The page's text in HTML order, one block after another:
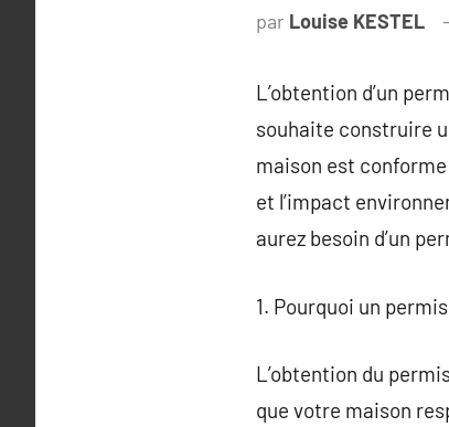
par Louise KESTEL
L’obtention d’un
souhaite construire
maison est
et l’impact
aurez besoin d’un
1. Pourquoi un
L’obtention du
que votre maison